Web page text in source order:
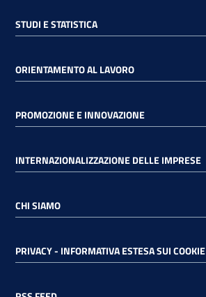
Internazionalizzazione
delle
Chi
siamo
RSS
STUDI E STATISTICA
ORIENTAMENTO AL LAVORO
PROMOZIONE E INNOVAZIONE
INTERNAZIONALIZZAZIONE DELLE IMPRESE
CHI SIAMO
PRIVACY - INFORMATIVA ESTESA SUI COOKIE